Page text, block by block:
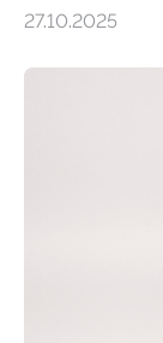
Potenzial nur
Veränderung
Deutschen
2025 offiziell
ist ab sofort
27.10.2025